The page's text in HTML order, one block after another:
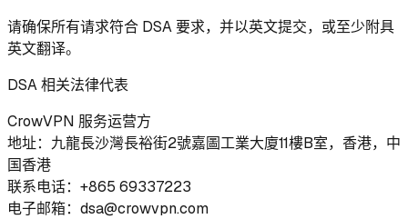
请确保所有请求符合 DSA 要求，并以英文提交，或至少附具
英文翻译。
DSA 相关法律代表
CrowVPN 服务运营方
地址：九龍長沙灣長裕街2號嘉圖工業大廈11樓B室，香港，中
国香港
联系电话：+865 69337223
电子邮箱：dsa@crowvpn.com